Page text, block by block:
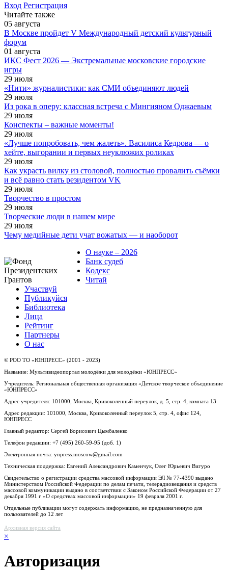
Вход Регистрация
Читайте также
05 августа
В Москве пройдет V Международный детский культурный
форум
01 августа
ИКС Фест 2026 — Экстремальные московские городские
игры
29 июля
«Нити» журналистики: как СМИ объединяют людей
29 июля
Из рока в оперу: классная встреча с Мингияном Оджаевым
29 июля
Конспекты – важные моменты!
29 июля
«Лучше попробовать, чем жалеть». Василиса Кедрова — о
хейте, выгорании и первых неуклюжих роликах
29 июля
Как украсть вилку из столовой, полностью провалить съёмки
и всё равно стать резидентом VK
29 июля
Творчество в простом
29 июля
Творческие люди в нашем мире
29 июля
Чему медийные дети учат вожатых — и наоборот
О науке – 2026
Банк судеб
Кодекс
Читай
Участвуй
Публикуйся
Библиотека
Лица
Рейтинг
Партнеры
О нас
© РОО ТО «ЮНПРЕСС» (2001 - 2023)
Название: Мультивидеопортал молодёжи для молодёжи «ЮНПРЕСС»
Учредитель: Региональная общественная организация «Детское творческое объединение
«ЮНПРЕСС»
Адрес учредителя: 101000, Москва, Кривоколенный переулок, д. 5, стр. 4, комната 13
Адрес редакции: 101000, Москва, Кривоколенный переулок 5, стр. 4, офис 124,
ЮНПРЕСС
Главный редактор: Сергей Борисович Цымбаленко
Телефон редакции: +7 (495) 260-59-95 (доб. 1)
Электронная почта: ynpress.moscow@gmail.com
Техническая поддержка: Евгений Александрович Каменчук, Олег Юрьевич Вигуро
Свидетельство о регистрации средства массовой информации ЭЛ № 77-4390 выдано
Министерством Российской Федерации по делам печати, телерадиовещания и средств
массовой коммуникации выдано в соответствии с Законом Российской Федерации от 27
декабря 1991 г «О средствах массовой информации» 19 февраля 2001 г.
Отдельные публикации могут содержать информацию, не предназначенную для
пользователей до 12 лет
Архивная версия сайта
×
Авторизация